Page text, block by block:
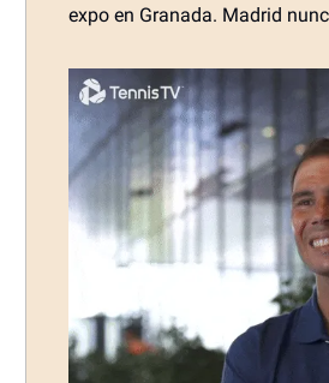
expo en Granada. Madrid